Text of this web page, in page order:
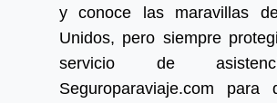
y conoce las maravillas
Unidos, pero siempre
servicio de
Seguroparaviaje.com para